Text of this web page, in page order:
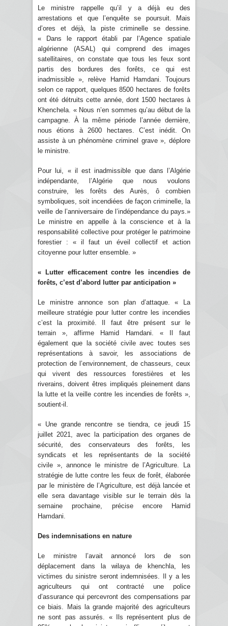
Le ministre rappelle qu’il y a déjà eu des
arrestations et que l’enquête se poursuit. Mais
d’ores et déjà, la piste criminelle se dessine.
« Dans le rapport établi par l’Agence spatiale
algérienne (ASAL) qui comprend des images
satellitaires, on constate que tous les feux sont
partis des bordures des forêts, ce qui est
inadmissible », relève Hamid Hamdani. Toujours
selon ce rapport, quelques 8500 hectares de forêts
ont été détruits cette année, dont 1500 hectares à
Khenchela. « Nous n’en sommes qu’au début de la
campagne. À la même période l’année dernière,
nous étions à 2600 hectares. C’est inédit. On
assiste à un phénomène criminel grave », déplore
le ministre.
Pour lui, « il est inadmissible que dans l’Algérie
indépendante, l’Algérie que nous voulons
construire, les forêts des Aurès, ô combien
symboliques, soit incendiées de façon criminelle, la
veille de l’anniversaire de l’indépendance du pays.»
Le ministre en appelle à la conscience et à la
responsabilité collective pour protéger le patrimoine
forestier : « il faut un éveil collectif et action
citoyenne pour lutter ensemble. »
« Lutter efficacement contre les incendies de
forêts, c’est d’abord lutter par anticipation »
Le ministre annonce son plan d’attaque. « La
meilleure stratégie pour lutter contre les incendies
c’est la proximité. Il faut être présent sur le
terrain », affirme Hamid Hamdani. « Il faut
également que la société civile avec toutes ses
représentations à savoir, les associations de
protection de l’environnement, de chasseurs, ceux
qui vivent des ressources forestières et les
riverains, doivent êtres impliqués pleinement dans
la lutte et la veille contre les incendies de forêts »,
soutient-il.
« Une grande rencontre se tiendra, ce jeudi 15
juillet 2021, avec la participation des organes de
sécurité, des conservateurs des forêts, les
syndicats et les représentants de la société
civile », annonce le ministre de l’Agriculture. La
stratégie de lutte contre les feux de forêt, élaborée
par le ministère de l’Agriculture, est déjà lancée et
elle sera davantage visible sur le terrain dès la
semaine prochaine, précise encore Hamid
Hamdani.
Des indemnisations en nature
Le ministre l’avait annoncé lors de son
déplacement dans la wilaya de khenchla, les
victimes du sinistre seront indemnisées. Il y a les
agriculteurs qui ont contracté une police
d’assurance qui percevront des compensations par
ce biais. Mais la grande majorité des agriculteurs
ne sont pas assurés. « Ils représentent plus de